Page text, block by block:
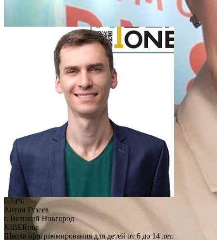
0.74%
Антон Гузеев
г. Великий Новгород
KIBERone
Школа программирования для детей от 6 до 14 лет.